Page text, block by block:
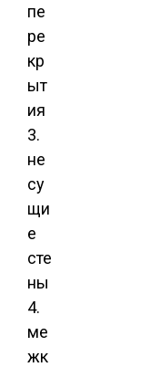
пе
ре
кр
ыт
ия
3.
не
су
щи
е
сте
ны
4.
ме
жк